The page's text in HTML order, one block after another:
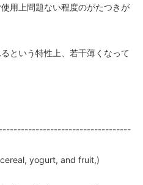
用上問題ない程度のがたつきが
という特性上、若干薄くなって
yogurt, and fruit,)